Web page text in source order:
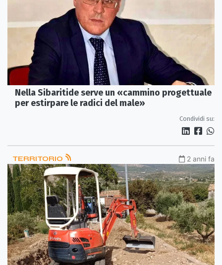
Nella Sibaritide serve un «cammino progettuale
per estirpare le radici del male»
Condividi su:
TERRITORIO 2 anni fa